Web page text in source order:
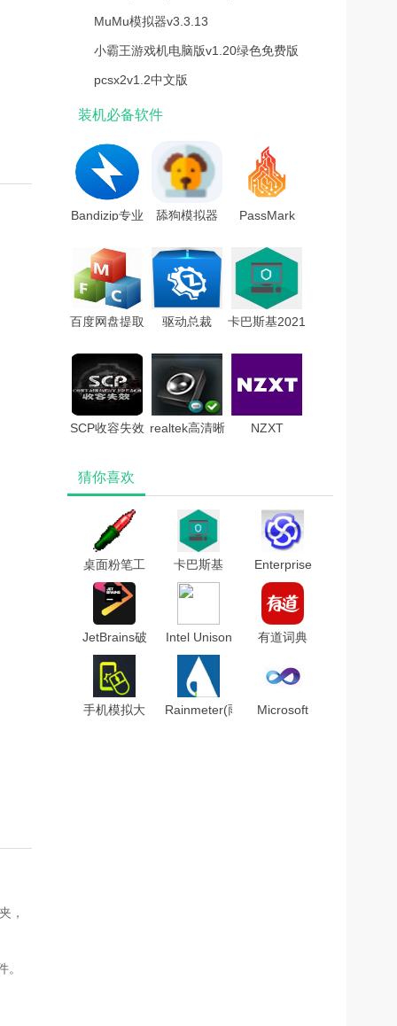
，
MuMu模拟器v3.3.13
小霸王游戏机电脑版v1.20绿色免费版
pcsx2v1.2中文版
装机必备软件
Bandizip专业
V7.29.0 免激
活码版
舔狗模拟器
PassMark
Prov9.1.1002
绿色破解版
百度网盘提取
V1.0.407绿色
版
驱动总裁
电脑版
卡巴斯基2021
SCP收容失效
攻略)
realtek高清晰
NZXT
文版
猜你喜欢
桌面粉笔工
具v1.0电脑
版
卡巴斯基
2021激活码
生成器
Enterprise
Architect 15
中文破解版
(附安装教程
+破解补丁)
JetBrains破
解补丁
v2021.1
Intel Unison
PC Win10
V2.2.2132.0
电脑解锁版
有道词典
解版(去广
告)
手机模拟大
Rainmeter(雨
Microsoft